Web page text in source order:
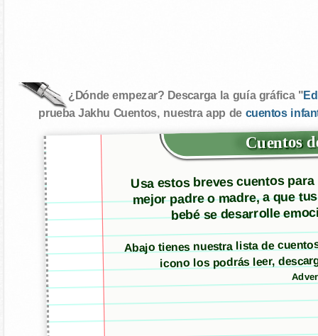
¿Dónde empezar? Descarga la guía gráfica "
prueba Jakhu Cuentos, nuestra app de cuentos
Cuentos
Usa estos breves cuentos
mejor padre o madre, a que
bebé se desarrolle
Abajo tienes nuestra lista de
icono los podrás leer,